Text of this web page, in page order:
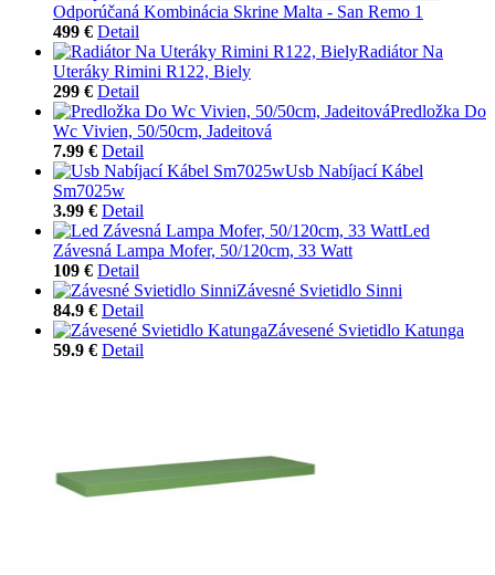
Odporúčaná Kombinácia Skrine Malta - San Remo 1
499 € Detail
Radiátor Na
Uteráky Rimini R122, Biely
299 € Detail
Predložka Do
Wc Vivien, 50/50cm, Jadeitová
7.99 € Detail
Usb Nabíjací Kábel
Sm7025w
3.99 € Detail
Led
Závesná Lampa Mofer, 50/120cm, 33 Watt
109 € Detail
Závesné Svietidlo Sinni
84.9 € Detail
Závesené Svietidlo Katunga
59.9 € Detail